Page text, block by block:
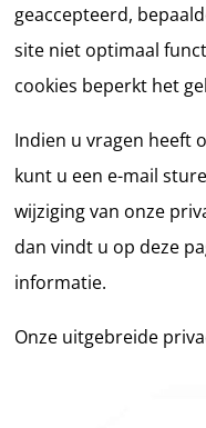
geaccepteerd,
site niet optimaal
cookies beperkt het
Indien u vragen heeft
kunt u een e-mail
wijziging van onze
dan vindt u op deze
informatie.
Onze uitgebreide